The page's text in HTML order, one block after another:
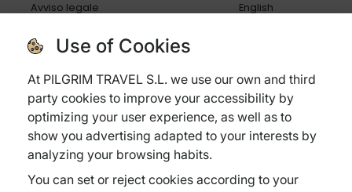
Avviso legale
Politica di cookies
Condizioni generali
Assicurazione di viaggio
Domande frequenti
English
Subvenciones:
Use of Cookies
At PILGRIM TRAVEL S.L. we use our own and third
party cookies to improve your accessibility by
optimizing your user experience, as well as to
show you advertising adapted to your interests by
analyzing your browsing habits.
You can set or reject cookies according to your